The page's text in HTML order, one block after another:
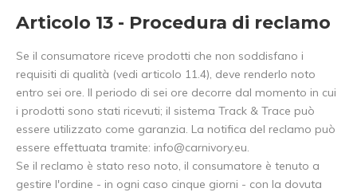
Articolo 13 - Procedura di reclamo
Se il consumatore riceve prodotti che non soddisfano i
requisiti di qualità (vedi articolo 11.4), deve renderlo noto
entro sei ore. Il periodo di sei ore decorre dal momento in cui
i prodotti sono stati ricevuti; il sistema Track & Trace può
essere utilizzato come garanzia. La notifica del reclamo può
essere effettuata tramite: info@carnivory.eu.
Se il reclamo è stato reso noto, il consumatore è tenuto a
gestire l'ordine - in ogni caso cinque giorni - con la dovuta